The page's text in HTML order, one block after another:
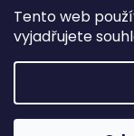
Tento web
vyjadřujete